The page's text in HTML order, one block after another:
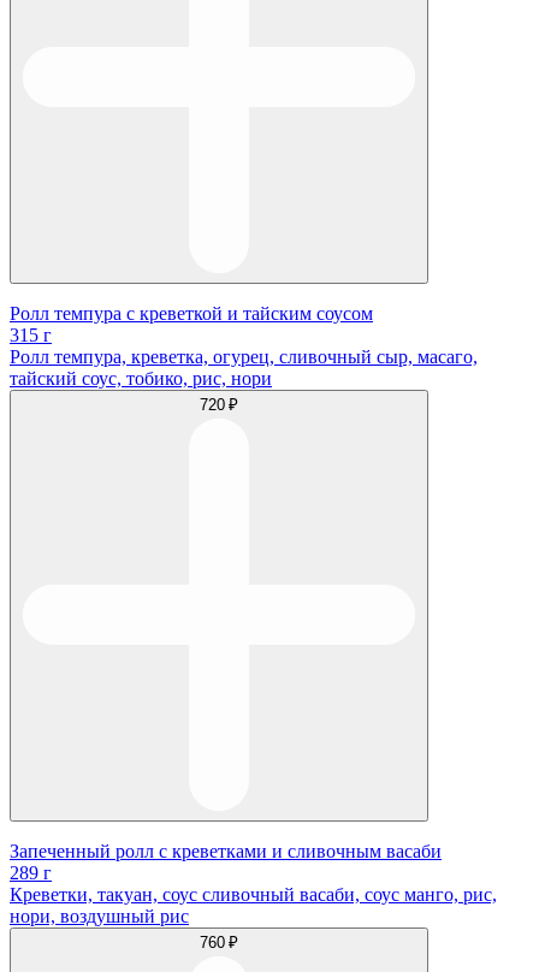
Ролл темпура с креветкой и тайским соусом
315 г
Ролл темпура, креветка, огурец, сливочный сыр, масаго,
тайский соус, тобико, рис, нори
720 ₽
Запеченный ролл с креветками и сливочным васаби
289 г
Креветки, такуан, соус сливочный васаби, соус манго, рис,
нори, воздушный рис
760 ₽